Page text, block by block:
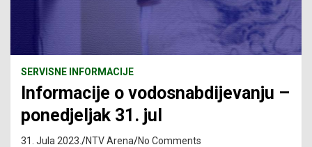
SERVISNE INFORMACIJE
Informacije o vodosnabdijevanju –
ponedjeljak 31. jul
31. Jula 2023. NTV Arena No Comments